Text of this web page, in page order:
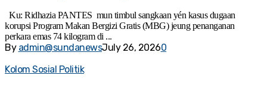
Ku: Ridhazia PANTES mun timbul sangkaan yén kasus dugaan
korupsi Program Makan Bergizi Gratis (MBG) jeung penanganan
perkara emas 74 kilogram di ...
By admin@sundanewsJuly 26, 20260
Kolom Sosial Politik